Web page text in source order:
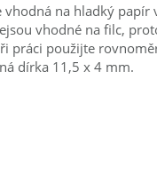
vhodná na hladký
vhodné na filc,
práci použijte
dírka 11,5 x 4 mm.